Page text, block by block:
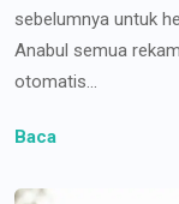
sebelumnya untuk
Anabul semua
otomatis...
Baca